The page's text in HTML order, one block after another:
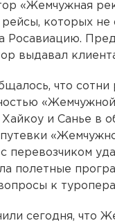
«Жемчужная
которых
Росавиацию.
выдавал
что сотни
«Жемчужной
и Санье в
перевозчиком
полетные
к
сегодня, что